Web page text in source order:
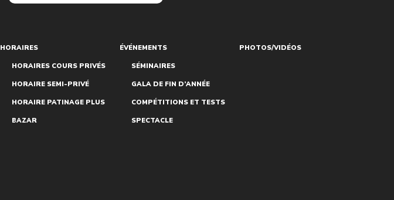
HORAIRES
HORAIRES COURS PRIVÉS
HORAIRE SEMI-PRIVÉ
HORAIRE PATINAGE PLUS
BAZAR
ÉVÉNEMENTS
SÉMINAIRES
GALA DE FIN D’ANNÉE
COMPÉTITIONS ET TESTS
SPECTACLE
PHOTOS/VIDÉOS